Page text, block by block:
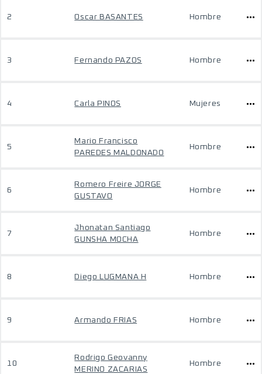
2 Oscar BASANTES Hombre
3 Fernando PAZOS Hombre
4 Carla PINOS Mujeres
5
Mario Francisco
PAREDES MALDONADO
Hombre
6
Romero Freire JORGE
GUSTAVO
Hombre
7
Jhonatan Santiago
GUNSHA MOCHA
Hombre
8 Diego LUGMANA H Hombre
9 Armando FRIAS Hombre
10
Rodrigo Geovanny
MERINO ZACARIAS
Hombre